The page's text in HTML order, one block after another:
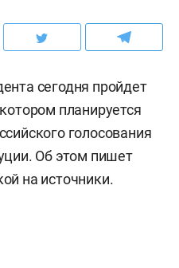
сегодня пройдет
планируется
голосования
Об этом пишет
на источники.